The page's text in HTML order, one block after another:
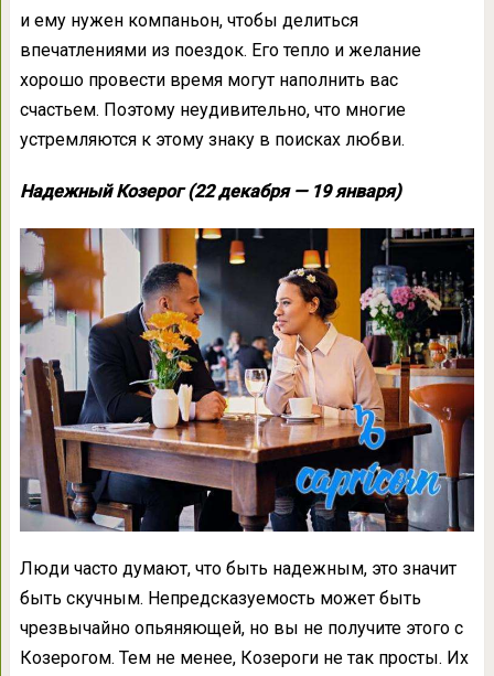
и ему нужен компаньон, чтобы делиться
впечатлениями из поездок. Его тепло и желание
хорошо провести время могут наполнить вас
счастьем. Поэтому неудивительно, что многие
устремляются к этому знаку в поисках любви.
Надежный Козерог (22 декабря — 19 января)
Люди часто думают, что быть надежным, это значит
быть скучным. Непредсказуемость может быть
чрезвычайно опьяняющей, но вы не получите этого с
Козерогом. Тем не менее, Козероги не так просты. Их